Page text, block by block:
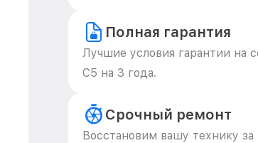
Полная гарантия
Лучшие условия гарантии на
С5 на 3 года.
Срочный ремонт
Восстановим вашу технику за